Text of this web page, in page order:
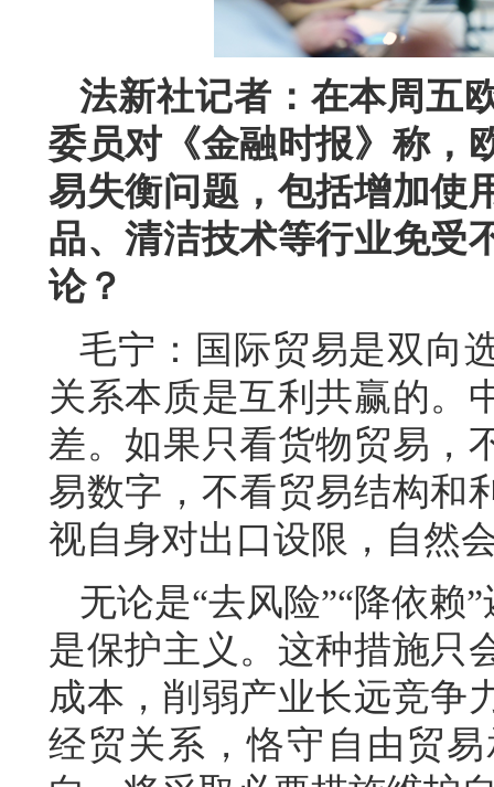
法新社记者：在本周五
委员对《金融时报》称，
易失衡问题，包括增加使
品、清洁技术等行业免受
论？
毛宁：国际贸易是双向
关系本质是互利共赢的。
差。如果只看货物贸易，
易数字，不看贸易结构和
视自身对出口设限，自然
无论是“去风险”“降依赖
是保护主义。这种措施只
成本，削弱产业长远竞争
经贸关系，恪守自由贸